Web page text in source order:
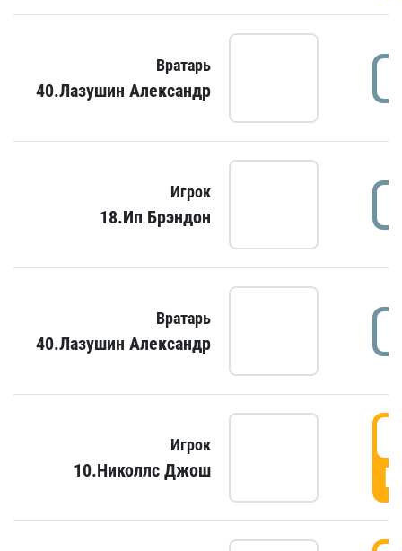
Вратарь
40.Лазушин Александр
Игрок
18.Ип Брэндон
Вратарь
40.Лазушин Александр
Игрок
10.Николлс Джош